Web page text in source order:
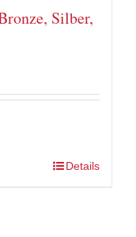
Silber,
Details